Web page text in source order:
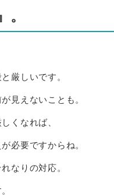
。
厳しいです。
見えないことも。
くなれば、
必要ですからね。
なりの対応。